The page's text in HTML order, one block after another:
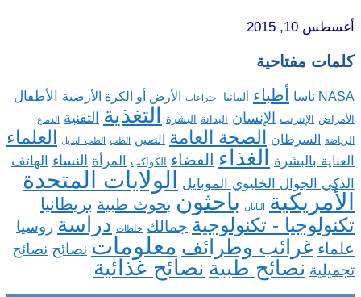
أغسطس 10, 2015
كلمات مفتاحية
NASA ناسا أطباء ألمانيا اختراعات الأرض أو الكرة الأرضية الأطفال
الأمراض الإنترنت الإنسان البدانة البشرة التغذية التقنية الدماغ
الرياضة السرطان الصحة العامة الصين الطب الطب البديل العلماء
العناية بالبشرة الغذاء الفضاء الكواكب المرأة النساء
الهاتف
الذكي الجوال الخليوي الموبايل
الولايات المتحدة
الأمريكية
اليابان باحثون بحوث طبية بريطانيا
تكنولوجيا - تكنولوجية جمالك خلطات دراسة روسيا
علماء غرائب وطرائف معلومات نصائح نصائح
تجميلية نصائح طبية نصائح غذائية